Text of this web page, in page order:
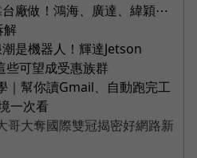
廠做！鴻海、廣達、緯穎⋯
解
是機器人！輝達Jetson
可望成受惠族群
｜幫你讀Gmail、自動跑完工
一次看
哥大奪國際雙冠揭密好網路新